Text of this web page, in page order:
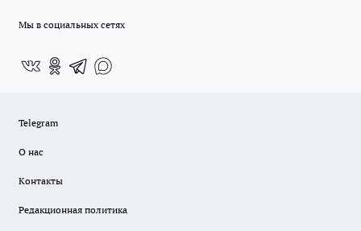
Мы в социальных сетях
Telegram
О нас
Контакты
Редакционная политика